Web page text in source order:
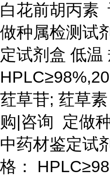
白花前胡丙素
做种属检测试
定试剂盒 低温
荭草苷; 荭草
购|咨询 定做
中药材鉴定试
格：